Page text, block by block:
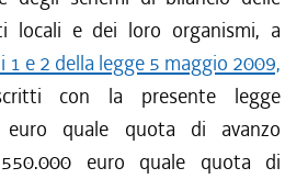
locali e dei loro organismi, a
1 e 2 della legge 5 maggio 2009,
con la presente legge
euro quale quota di avanzo
euro quale quota di